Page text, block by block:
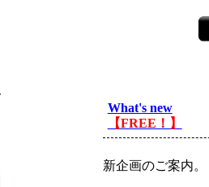
What's new
【FREE！】
新企画のご案内。